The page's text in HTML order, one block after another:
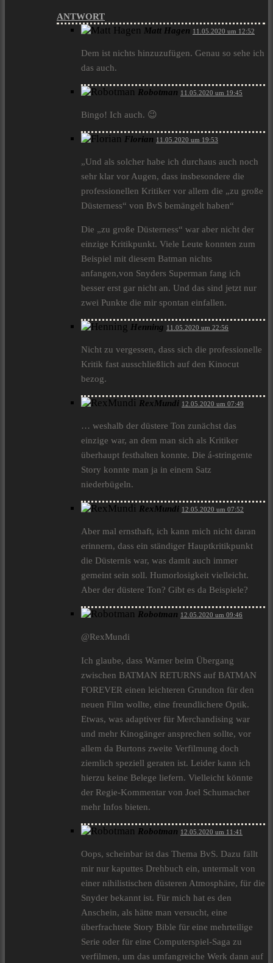
ANTWORT
Matt Hagen 11.05.2020 um 12:52
Dem ist nichts hinzuzufügen. Genau so sehe ich
das auch.
Robotman 11.05.2020 um 19:45
Bingo! Ich auch. 😉
Florian 11.05.2020 um 19:53
„Und als solcher habe ich durchaus auch noch
sehr klar vor Augen, dass insbesondere die
professionellen Kritiker vor allem die „zu große
Düsterness“ von BvS bemängelt haben“
Die „zu große Düsterness“ war aber nicht der
einzige Kritikpunkt. Viele Leute konnten zum
Beispiel mit diesem Batman nichts
anfangen,von Snyders Superman fang ich
besser erst gar nicht an. Und das sind jetzt nur
zwei Punkte die mir spontan einfallen.
Henning 11.05.2020 um 22:56
Nicht zu vergessen, dass sich die professionelle
Kritik fast ausschließlich auf den Kinocut
bezog.
RexMundi 12.05.2020 um 07:49
… weshalb der düstere Ton zunächst das
einzige war, an dem man sich als Kritiker
überhaupt festhalten konnte. Die á-stringente
Story konnte man ja in einem Satz
niederbügeln.
RexMundi 12.05.2020 um 07:52
Aber mal ernsthaft, ich kann mich nicht daran
erinnern, dass ein ständiger Hauptkritikpunkt
die Düsternis war, was damit auch immer
gemeint sein soll. Humorlosigkeit vielleicht.
Aber der düstere Ton? Gibt es da Beispiele?
Robotman 12.05.2020 um 09:46
@RexMundi
Ich glaube, dass Warner beim Übergang
zwischen BATMAN RETURNS auf BATMAN
FOREVER einen leichteren Grundton für den
neuen Film wollte, eine freundlichere Optik.
Etwas, was adaptiver für Merchandising war
und mehr Kinogänger ansprechen sollte, vor
allem da Burtons zweite Verfilmung doch
ziemlich speziell geraten ist. Leider kann ich
hierzu keine Belege liefern. Vielleicht könnte
der Regie-Kommentar von Joel Schumacher
mehr Infos bieten.
Robotman 12.05.2020 um 11:41
Oops, scheinbar ist das Thema BvS. Dazu fällt
mir nur kaputtes Drehbuch ein, untermalt von
einer nihilistischen düsteren Atmosphäre, für die
Snyder bekannt ist. Für mich hat es den
Anschein, als hätte man versucht, eine
überfrachtete Story Bible für eine mehrteilige
Serie oder für eine Computerspiel-Saga zu
verfilmen, um das umfangreiche Werk dann auf